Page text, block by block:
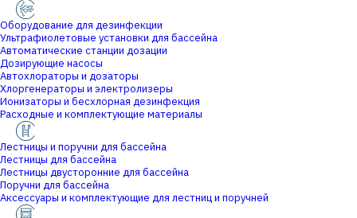
Оборудование для дезинфекции
Ультрафиолетовые установки для бассейна
Автоматические станции дозации
Дозирующие насосы
Автохлораторы и дозаторы
Хлоргенераторы и электролизеры
Ионизаторы и бесхлорная дезинфекция
Расходные и комплектующие материалы
Лестницы и поручни для бассейна
Лестницы для бассейна
Лестницы двусторонние для бассейна
Поручни для бассейна
Аксессуары и комплектующие для лестниц и поручней